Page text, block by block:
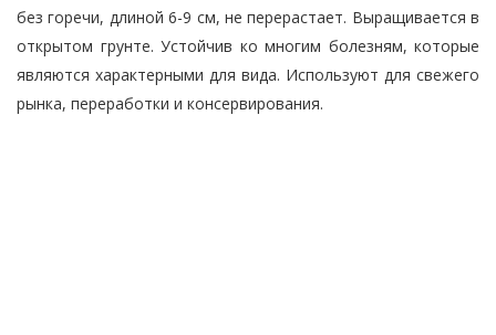
без горечи, длиной 6-9 см, не перерастает. Выращивается в
открытом грунте. Устойчив ко многим болезням, которые
являются характерными для вида. Используют для свежего
рынка, переработки и консервирования.